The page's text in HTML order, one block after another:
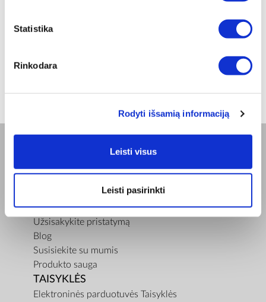
Statistika
Rinkodara
Rodyti išsamią informaciją
Leisti visus
Leisti pasirinkti
BENDRAS SVORIS [KG]
GRYNASIS SVORIS [KG]
Bioptron.lt
Užsisakykite pristatymą
Blog
Susisiekite su mumis
Produkto sauga
TAISYKLĖS
Elektroninės parduotuvės Taisyklės